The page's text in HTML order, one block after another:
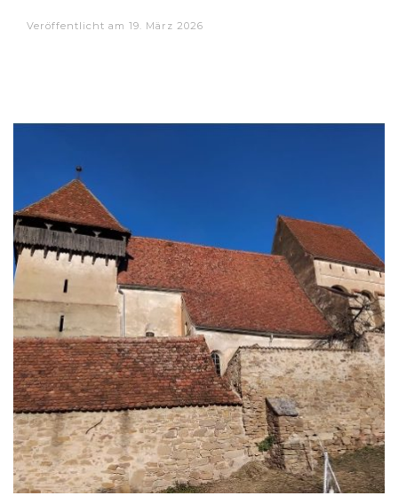
Veröffentlicht am 19. März 2026